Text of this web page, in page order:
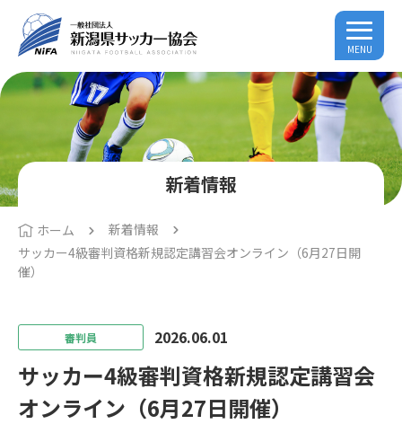
MENU
新着情報
ホーム
新着情報
サッカー4級審判資格新規認定講習会オンライン（6月27日開
催）
審判員 2026.06.01
サッカー4級審判資格新規認定講習会
オンライン（6月27日開催）